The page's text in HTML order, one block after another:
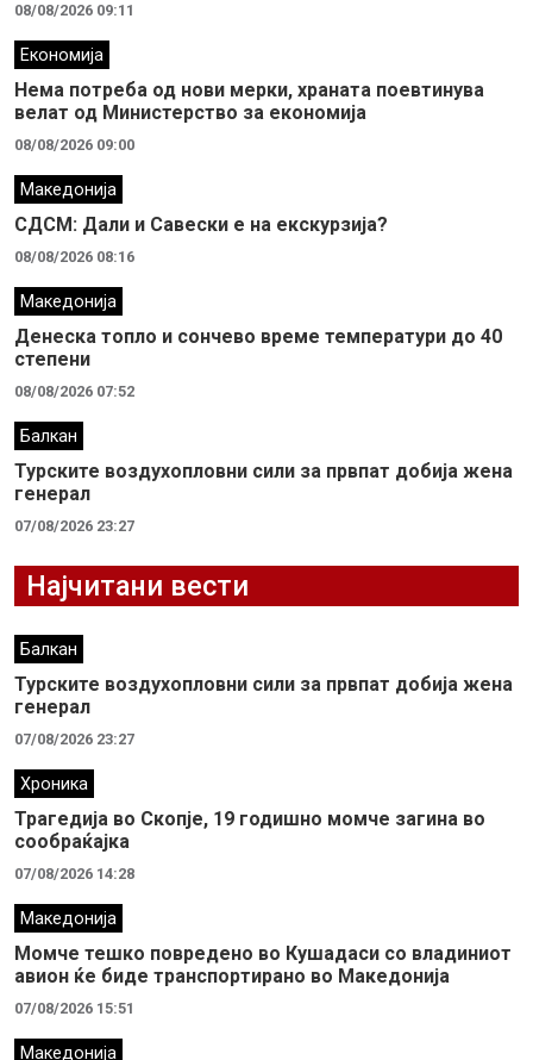
08/08/2026 09:11
Економија
Нема потреба од нови мерки, храната поевтинува
велат од Министерство за економија
08/08/2026 09:00
Македонија
СДСМ: Дали и Савески е на екскурзија?
08/08/2026 08:16
Македонија
Денеска топло и сончево време температури до 40
степени
08/08/2026 07:52
Балкан
Турските воздухопловни сили за првпат добија жена
генерал
07/08/2026 23:27
Најчитани вести
Балкан
Турските воздухопловни сили за првпат добија жена
генерал
07/08/2026 23:27
Хроника
Трагедија во Скопје, 19 годишно момче загина во
сообраќајка
07/08/2026 14:28
Македонија
Момче тешко повредено во Кушадаси со владиниот
авион ќе биде транспортирано во Македонија
07/08/2026 15:51
Македонија